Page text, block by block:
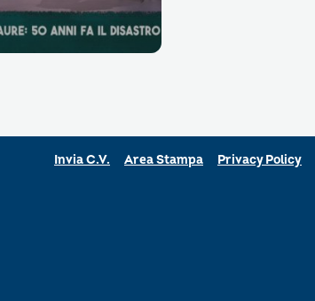
Invia C.V. Area Stampa Privacy Policy